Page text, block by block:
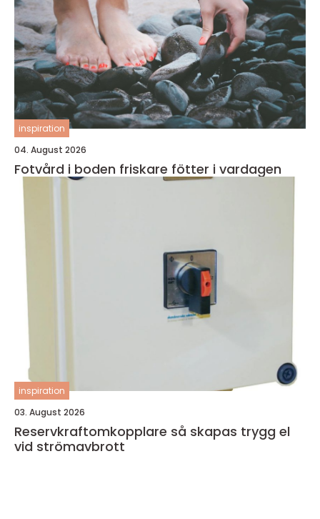
inspiration
04. August 2026
Fotvård i boden friskare fötter i vardagen
inspiration
03. August 2026
Reservkraftomkopplare så skapas trygg el
vid strömavbrott